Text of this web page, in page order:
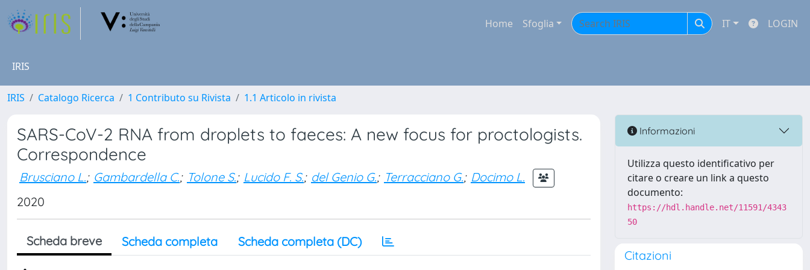
Home Sfoglia IT LOGIN
IRIS
IRIS Catalogo Ricerca 1 Contributo su Rivista 1.1 Articolo in rivista
SARS-CoV-2 RNA from droplets to faeces: A new focus for proctologists.
Correspondence
Brusciano L.; Gambardella C.; Tolone S.; Lucido F. S.; del Genio G.; Terracciano G.; Docimo L.
2020
Scheda breve Scheda completa Scheda completa (DC)
Informazioni
Utilizza questo identificativo per
citare o creare un link a questo
documento:
https://hdl.handle.net/11591/4343
50
Citazioni